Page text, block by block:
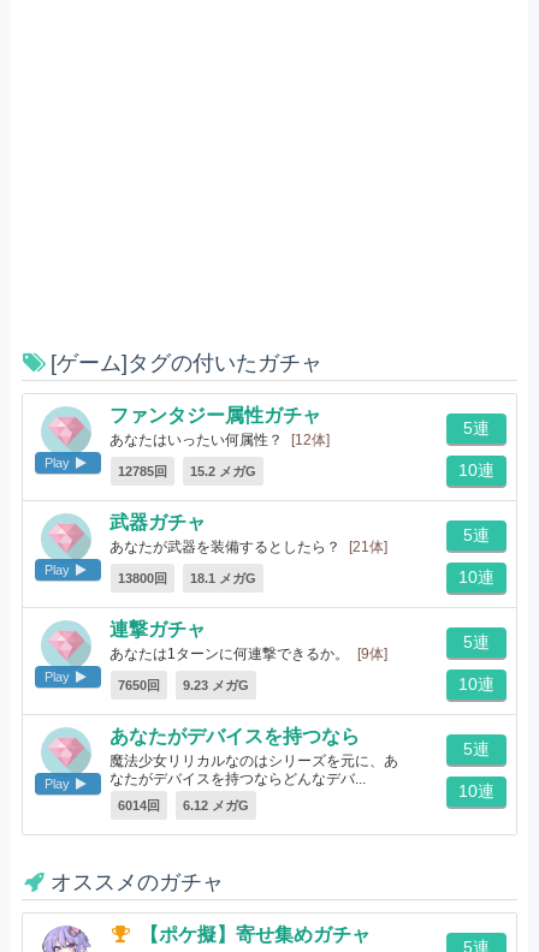
[ゲーム]タグの付いたガチャ
Play
ファンタジー属性ガチャ
あなたはいったい何属性？ [12体]
12785回 15.2 メガG
5連
10連
Play
武器ガチャ
あなたが武器を装備するとしたら？ [21体]
13800回 18.1 メガG
5連
10連
Play
連撃ガチャ
あなたは1ターンに何連撃できるか。 [9体]
7650回 9.23 メガG
5連
10連
Play
あなたがデバイスを持つなら
魔法少女リリカルなのはシリーズを元に、あ
なたがデバイスを持つならどんなデバ...
[10体]
6014回 6.12 メガG
5連
10連
オススメのガチャ
【ポケ擬】寄せ集めガチャ
5連